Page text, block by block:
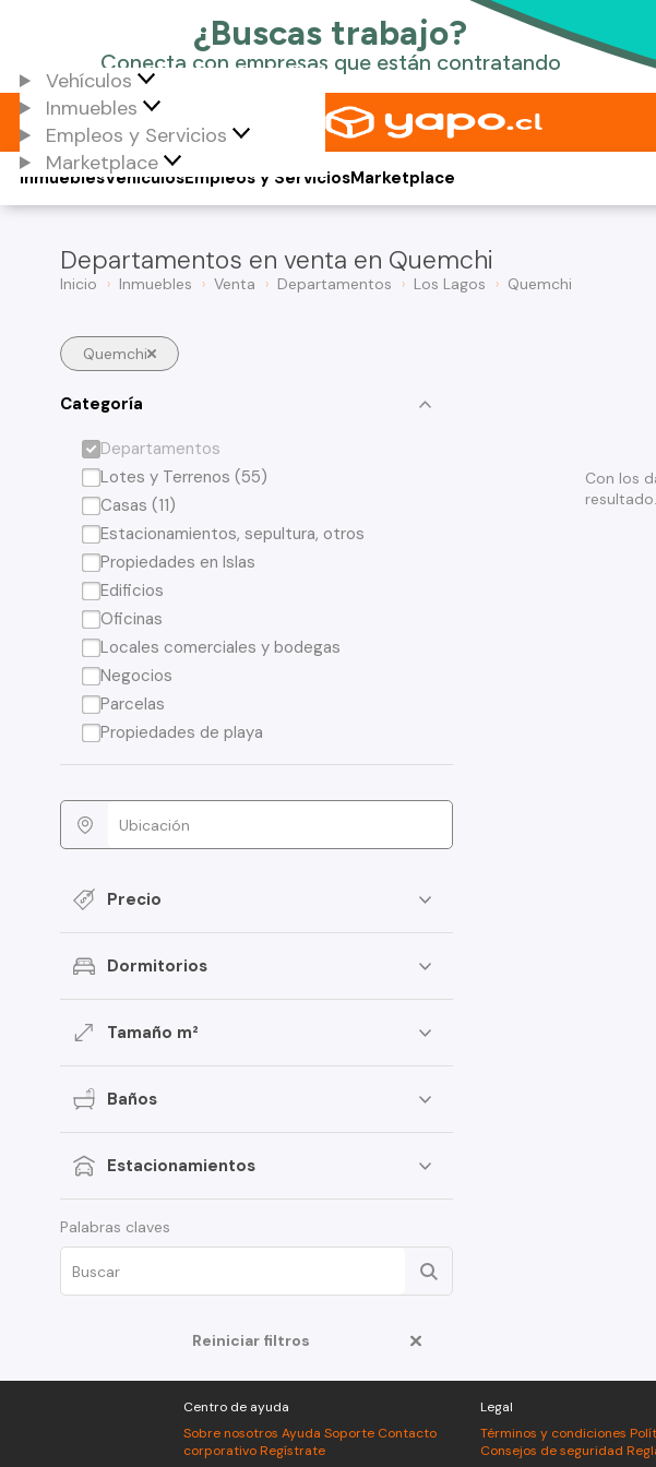
Vehículos
Inmuebles
Empleos y Servicios
Marketplace
Vehículos
Inmuebles Empleos y ServiciosMarketplace
Departamentos en venta en Quemchi
Inicio Inmuebles Venta Departamentos Los Lagos Quemchi
Quemchi
Categoría
Departamentos
Lotes y Terrenos (55)
Casas (11)
Estacionamientos, sepultura, otros
Propiedades en Islas
Edificios
Oficinas
Locales comerciales y bodegas
Negocios
Parcelas
Propiedades de playa
Precio
Dormitorios
Tamaño m²
Baños
Estacionamientos
Palabras claves
Reiniciar filtros
Con los
Centro de ayuda
Sobre nosotros Ayuda Soporte Contacto
corporativo Regístrate
Legal
Términos y condiciones
Consejos de seguridad